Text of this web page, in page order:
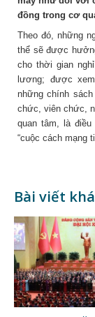
đồng trong cơ
Theo đó, những
thể sẽ được
cho thời gian
lương; được
những chính
chức, viên chức,
quan tâm, là
“cuộc cách mạng
Bài viết